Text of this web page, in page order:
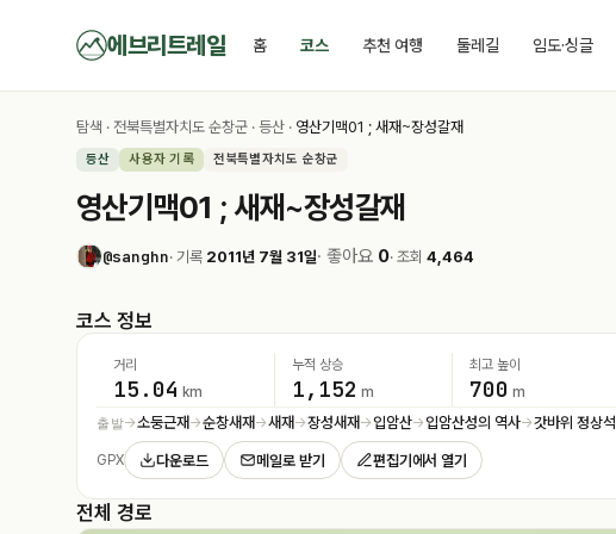
에브리트레일 홈 코스 추천 여행 둘레길 임도·싱글
탐색 · 전북특별자치도 순창군 · 등산 · 영산기맥01 ; 새재~장성갈재
등산 사용자 기록 전북특별자치도 순창군
영산기맥01 ; 새재~장성갈재
@sanghn· 기록 2011년 7월 31일· 좋아요 0· 조회 4,464
코스 정보
거리
15.04 km
누적 상승
1,152 m
최고 높이
700 m
출발→소둥근재 →순창새재 →새재 →장성새재 → 입암산→ 입암산성의 역사→갓바위 정상석
GPX 다운로드 메일로 받기 편집기에서 열기
전체 경로